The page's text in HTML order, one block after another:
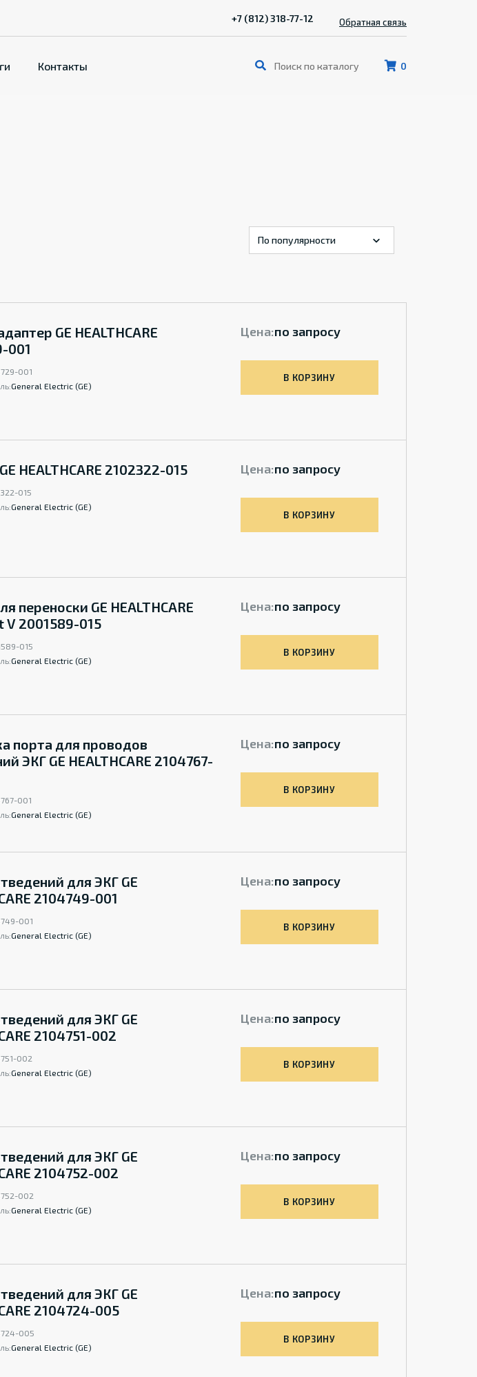
0
Контакты
+7 (812) 318-77-12 Обратная связь
GE HEALTHCARE
001
001
General Electric (GE)
Цена:по запросу
В КОРЗИНУ
HEALTHCARE 2102322-015
015
General Electric (GE)
Цена:по запросу
В КОРЗИНУ
переноски GE HEALTHCARE
V 2001589-015
015
General Electric (GE)
Цена:по запросу
В КОРЗИНУ
порта для проводов
ЭКГ GE HEALTHCARE 2104767-
001
General Electric (GE)
Цена:по запросу
В КОРЗИНУ
для ЭКГ GE
2104749-001
001
General Electric (GE)
Цена:по запросу
В КОРЗИНУ
для ЭКГ GE
2104751-002
002
General Electric (GE)
Цена:по запросу
В КОРЗИНУ
для ЭКГ GE
2104752-002
002
General Electric (GE)
Цена:по запросу
В КОРЗИНУ
для ЭКГ GE
2104724-005
005
General Electric (GE)
Цена:по запросу
В КОРЗИНУ